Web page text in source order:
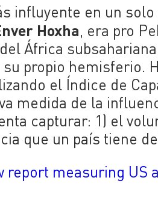
influyente en un
Hoxha, era pro
África
propio hemisferio.
el Índice de
medida de la
capturar: 1) el
que un país tiene
measuring US